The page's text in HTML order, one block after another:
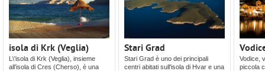
isola di Krk (Veglia)
L\'isola di Krk (Veglia), insieme
all’isola di Cres (Cherso), è una
Stari Grad
Stari Grad è uno dei principali
centri abitati sull'isola di Hvar e una
Vodice,
piccola